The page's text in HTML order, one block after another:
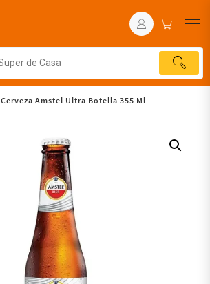
Cerveza Amstel Ultra Botella 355 Ml